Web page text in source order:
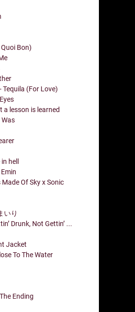
Bon)
Tequila (For Love)
a lesson is learned
Was
hell
Of Sky x Sonic
いり
Drunk, Not Gettin’ ...
Jacket
To The Water
Ending